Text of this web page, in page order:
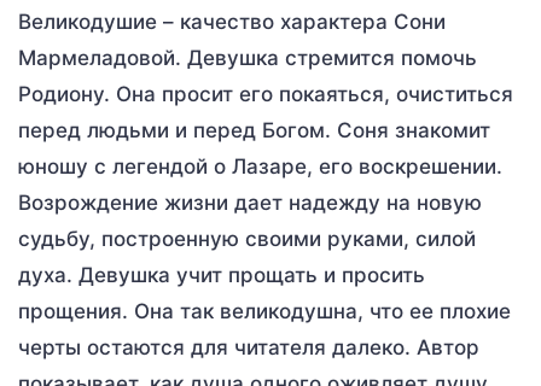
Великодушие – качество характера Сони
Мармеладовой. Девушка стремится помочь
Родиону. Она просит его покаяться, очиститься
перед людьми и перед Богом. Соня знакомит
юношу с легендой о Лазаре, его воскрешении.
Возрождение жизни дает надежду на новую
судьбу, построенную своими руками, силой
духа. Девушка учит прощать и просить
прощения. Она так великодушна, что ее плохие
черты остаются для читателя далеко. Автор